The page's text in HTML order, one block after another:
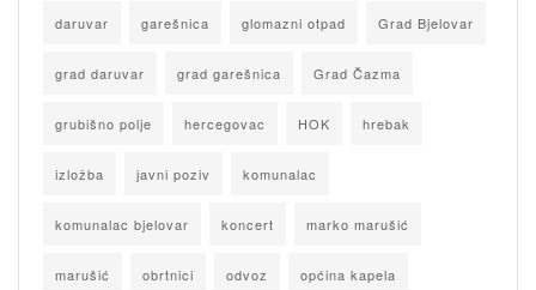
daruvar garešnica glomazni otpad Grad Bjelovar
grad daruvar grad garešnica Grad Čazma
grubišno polje hercegovac HOK hrebak
izložba javni poziv komunalac
komunalac bjelovar koncert marko marušić
marušić obrtnici odvoz općina kapela